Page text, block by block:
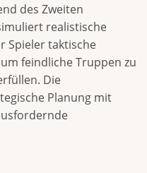
des Zweiten
realistische
Spieler taktische
feindliche Truppen zu
Die
Planung mit